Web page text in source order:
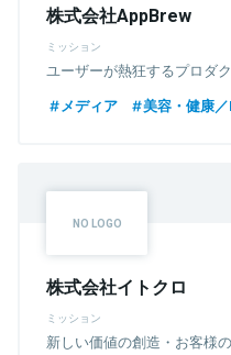
株式会社AppBrew
ミッション
ユーザーが熱狂するプロダ
メディア
美容・健康
株式会社イトクロ
ミッション
新しい価値の創造・お客様